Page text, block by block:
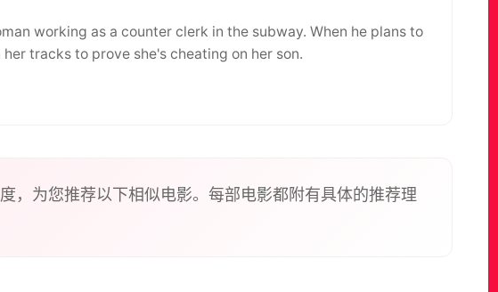
working as a counter clerk in the subway. When he plans to
tracks to prove she's cheating on her son.
，为您推荐以下相似电影。每部电影都附有具体的推荐理